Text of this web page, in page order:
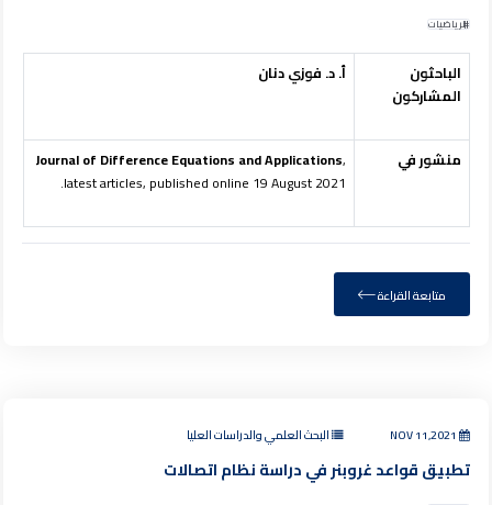
الرياضيات
الباحثون
المشاركون
أ. د. فوزي دنان
منشور في Journal of Difference Equations and Applications,
latest articles, published online 19 August 2021.
متابعة القراءة
البحث العلمي والدراسات العليا
تطبيق قواعد غروبنر في دراسة نظام اتصالات